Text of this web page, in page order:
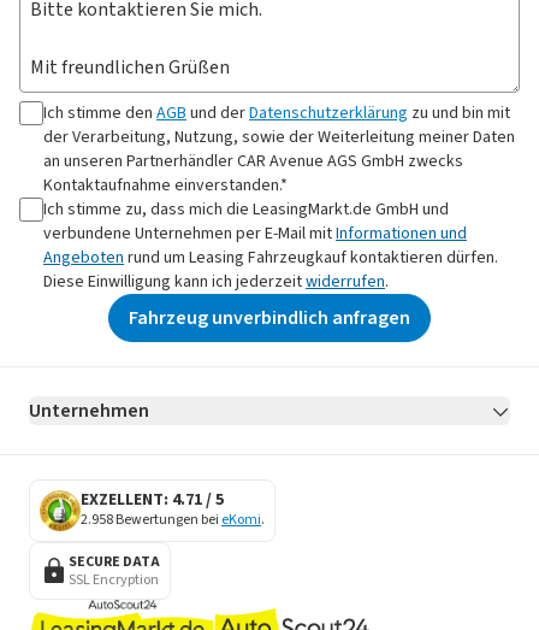
Ich stimme den AGBund derDatenschutzerklärung zu und bin mit
der Verarbeitung, Nutzung, sowie der Weiterleitung meiner Daten
an unseren Partnerhändler CAR Avenue AGS GmbH zwecks
Kontaktaufnahme einverstanden.*
Ich stimme zu, dass mich die LeasingMarkt.de GmbH und
verbundene Unternehmen per E-Mail mitInformationen und
Angebotenrund um Leasing Fahrzeugkauf kontaktieren dürfen.
Diese Einwilligung kann ich jederzeitwiderrufen.
Fahrzeug unverbindlich anfragen
Unternehmen
EXZELLENT: 4.71 / 5
2.958 Bewertungen bei eKomi.
SECURE DATA
SSL Encryption